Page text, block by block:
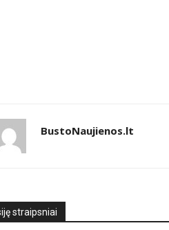
BustoNaujienos.lt
straipsniai